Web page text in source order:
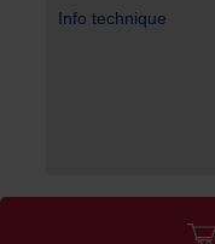
Info technique